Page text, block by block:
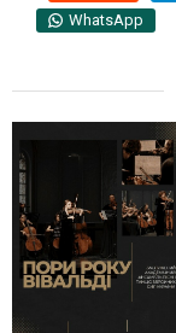
WhatsApp